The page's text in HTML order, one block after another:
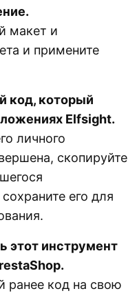
макет и
и примените
код, который
Elfsight.
личного
скопируйте
его для
этот инструмент
ранее код на свою